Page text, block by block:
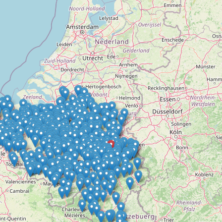
Ronde Van Flandriën
Dhr. Dries
Schapentocht
Het lossen van de kunst
Kerkstraten
7 rollen van Steven Seagal
Dodentocht
Redelijk slecht weer
In vogelvlucht